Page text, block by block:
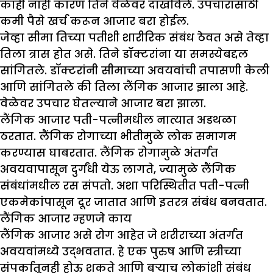
काही नाही कारण तिने वेळेवर दाखविले. उपचारासाठी
कमी पैसे खर्च करून आजार बरा होईल.
जेव्हा सीमा तिच्या पतीशी शारीरिक संबंध ठेवत असे तेव्हा
तिला त्रास होत असे. तिने डॉक्टरांना या समस्येबद्दल
सांगितले. डॉक्टरांनी सीमाच्या अवयवांची तपासणी केली
आणि सांगितले की तिला लैंगिक आजार झाला आहे.
वेळेवर उपचार घेतल्याने आजार बरा झाला.
लैंगिक आजार पती-पत्नीमधील नात्यात अडथळा
ठरतात. लैंगिक रोगाच्या भीतीमुळे लोक समागम
करण्यास घाबरतात. लैंगिक रोगामुळे अंतर्गत
अवयवापासून दुर्गंधी येऊ लागते, ज्यामुळे लैंगिक
संबंधांमधील रस संपतो. अशा परिस्थितीत पती-पत्नी
एकमेकांपासून दूर जातात आणि इतरत्र संबंध बनवतात.
लैंगिक आजार म्हणजे काय
लैंगिक आजार असे रोग आहेत जे शरीराच्या अंतर्गत
अवयवांमध्ये उद्भवतात. हे एक पुरुष आणि स्त्रीच्या
संपर्कातूनही होऊ शकते आणि बऱ्याच लोकांशी संबंध